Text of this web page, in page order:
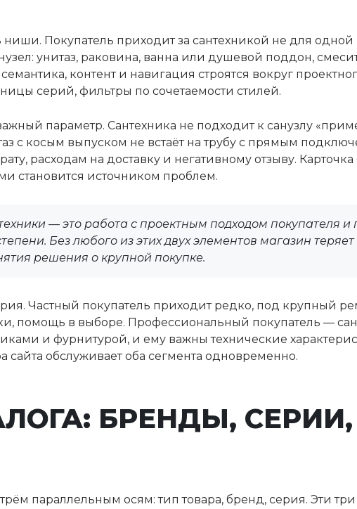
Покупатель приходит за сантехникой не для одной
унитаз, раковина, ванна или душевой поддон,
контент и навигация строятся вокруг
серий, фильтры по сочетаемости стилей.
параметр. Сантехника не подходит к санузлу
с косым выпуском не встаёт на трубу с прямым
расходам на доставку и негативному отзыву. Карточка
становится источником проблем.
— это работа с проектным подходом покупателя и
Без любого из этих двух элементов магазин теряет
решения о крупной покупке.
Частный покупатель приходит редко, под крупный
помощь в выборе. Профессиональный покупатель —
и фурнитурой, и ему важны технические
обслуживает оба сегмента одновременно.
БРЕНДЫ, СЕРИИ,
параллельным осям: тип товара, бренд, серия. Эти